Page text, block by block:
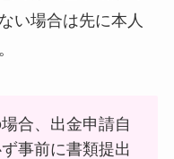
い場合は先に本人
合、出金申請自
事前に書類提出